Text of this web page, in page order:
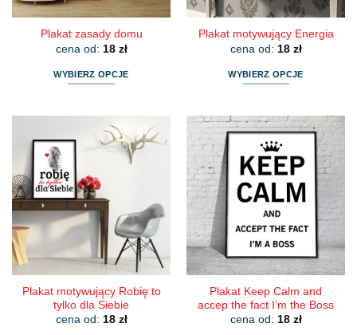
produktu
produktu
Plakat zasady domu
cena od: 18 zł
WYBIERZ OPCJE
wiele
wariantów.
Opcje
można
wybrać
na
stronie
produktu
Plakat motywujący Energia
cena od: 18 zł
WYBIERZ OPCJE
ma
wiele
wariantów.
Opcje
można
wybrać
na
stronie
produktu
Plakat motywujący Robię to
tylko dla Siebie
cena od: 18 zł
Plakat Keep Calm and
accep the fact I’m the Boss
cena od: 18 zł